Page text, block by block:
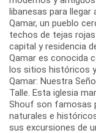
libanesas para llegar
Qamar, un pueblo
techos de tejas
capital y residencia
Qamar es conocida
los sitios históricos
Qamar: Nuestra
Talle. Esta iglesia
Shouf son famosas
naturales e
sus excursiones de